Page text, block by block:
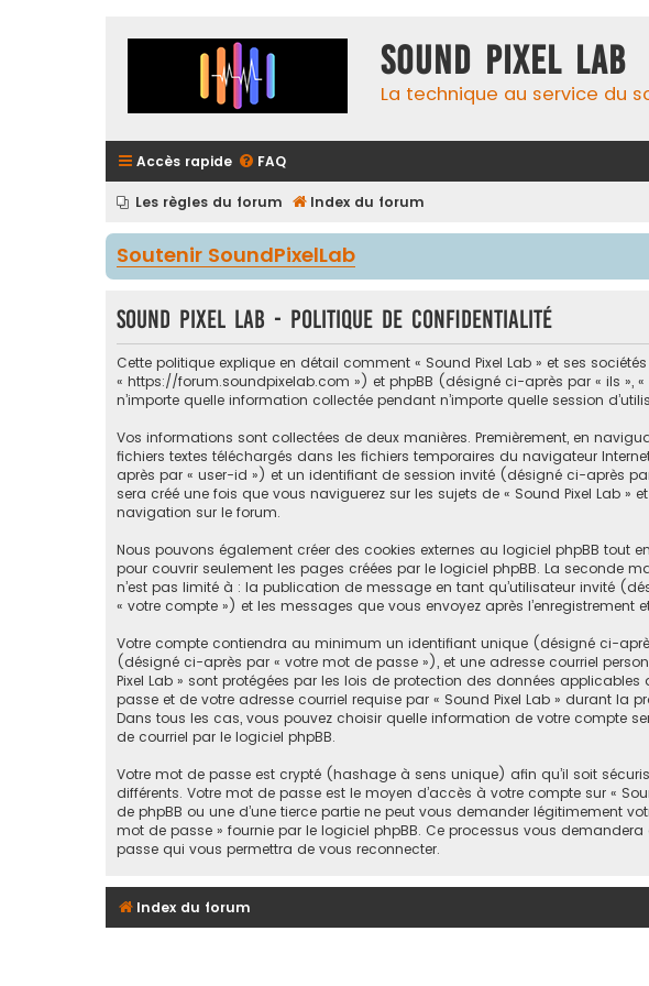
Sound Pixel Lab
La technique au service du
Accès rapide FAQ
Les règles du forum Index du forum
Soutenir SoundPixelLab
Sound Pixel Lab - Politique de confidentialité
Cette politique explique en détail comment « Sound Pixel Lab » et ses
« https://forum.soundpixelab.com ») et phpBB (désigné ci-après par « ils », «
n’importe quelle information collectée pendant n’importe quelle session
Vos informations sont collectées de deux manières. Premièrement, en
fichiers textes téléchargés dans les fichiers temporaires du navigateur
après par « user-id ») et un identifiant de session invité (désigné ci-après
sera créé une fois que vous naviguerez sur les sujets de « Sound Pixel Lab
navigation sur le forum.
Nous pouvons également créer des cookies externes au logiciel phpBB tout
pour couvrir seulement les pages créées par le logiciel phpBB. La seconde
n’est pas limité à : la publication de message en tant qu’utilisateur invité
« votre compte ») et les messages que vous envoyez après
Votre compte contiendra au minimum un identifiant unique (désigné ci-
(désigné ci-après par « votre mot de passe »), et une adresse courriel
Pixel Lab » sont protégées par les lois de protection des données
passe et de votre adresse courriel requise par « Sound Pixel Lab » durant la
Dans tous les cas, vous pouvez choisir quelle information de votre compte
de courriel par le logiciel phpBB.
Votre mot de passe est crypté (hashage à sens unique) afin qu’il soit
différents. Votre mot de passe est le moyen d’accès à votre compte sur «
de phpBB ou une d’une tierce partie ne peut vous demander légitimement
mot de passe » fournie par le logiciel phpBB. Ce processus vous
passe qui vous permettra de vous reconnecter.
Index du forum